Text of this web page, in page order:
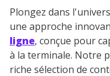
Plongez dans
une approche
ligne, conçue pour
à la terminale. Notre
riche sélection de